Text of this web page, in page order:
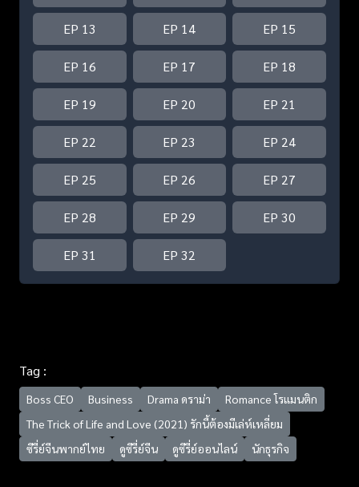
EP 13 EP 14 EP 15
EP 16 EP 17 EP 18
EP 19 EP 20 EP 21
EP 22 EP 23 EP 24
EP 25 EP 26 EP 27
EP 28 EP 29 EP 30
EP 31 EP 32
Tag :
Boss CEO Business Drama ดราม่า
Romance โรแมนติก
The Trick of Life and Love (2021) รักนี้ต้องมีเล่ห์เหลี่ยม
ซีรี่ย์จีนพากย์ไทย
ดูซีรี่ย์จีน ดูซีรี่ย์ออนไลน์ นักธุรกิจ